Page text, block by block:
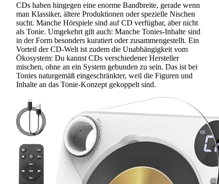
CDs haben hingegen eine enorme Bandbreite, gerade wenn
man Klassiker, ältere Produktionen oder spezielle Nischen
sucht. Manche Hörspiele sind auf CD verfügbar, aber nicht
als Tonie. Umgekehrt gilt auch: Manche Tonies-Inhalte sind
in der Form besonders kuratiert oder zusammengestellt. Ein
Vorteil der CD-Welt ist zudem die Unabhängigkeit vom
Ökosystem: Du kannst CDs verschiedener Hersteller
mischen, ohne an ein System gebunden zu sein. Das ist bei
Tonies naturgemäß eingeschränkter, weil die Figuren und
Inhalte an das Tonie-Konzept gekoppelt sind.